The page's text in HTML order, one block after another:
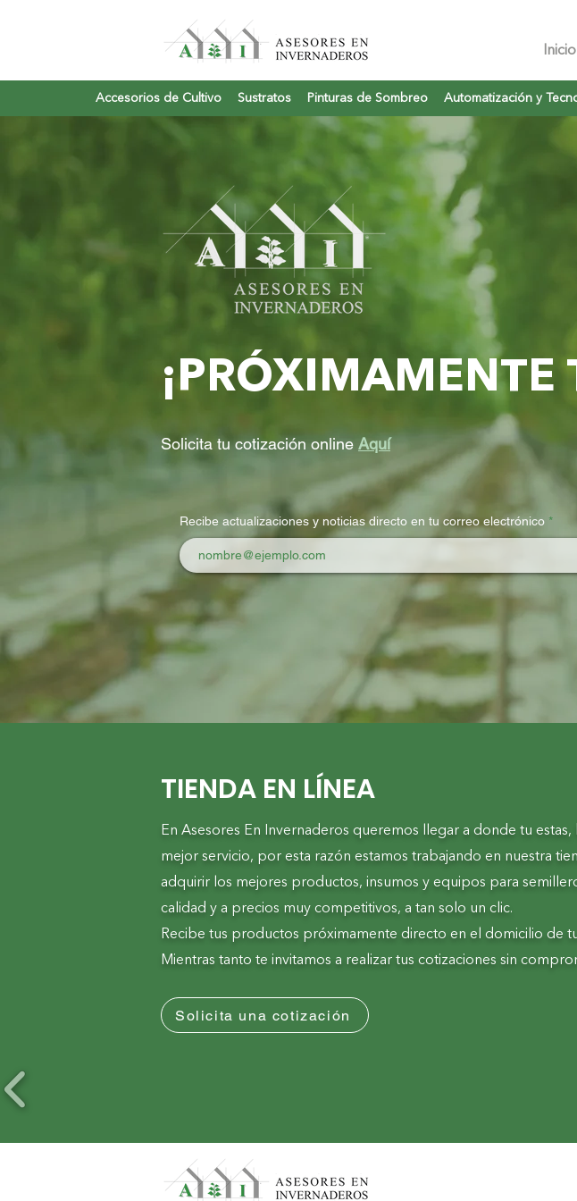
Inicio
Accesorios de Cultivo Sustratos Pinturas de Sombreo Automatización y
Solicita tu cotización online Aquí
Recibe actualizaciones y noticias directo en tu correo electrónico
TIENDA EN LÍNEA
En Asesores En Invernaderos queremos llegar a donde tu
mejor servicio, por esta razón estamos trabajando en nuestra
adquirir los mejores productos, insumos y equipos para
calidad y a precios muy competitivos, a tan solo un clic.
Recibe tus productos próximamente directo en el domicilio de
Mientras tanto te invitamos a realizar tus cotizaciones sin
Solicita una cotización